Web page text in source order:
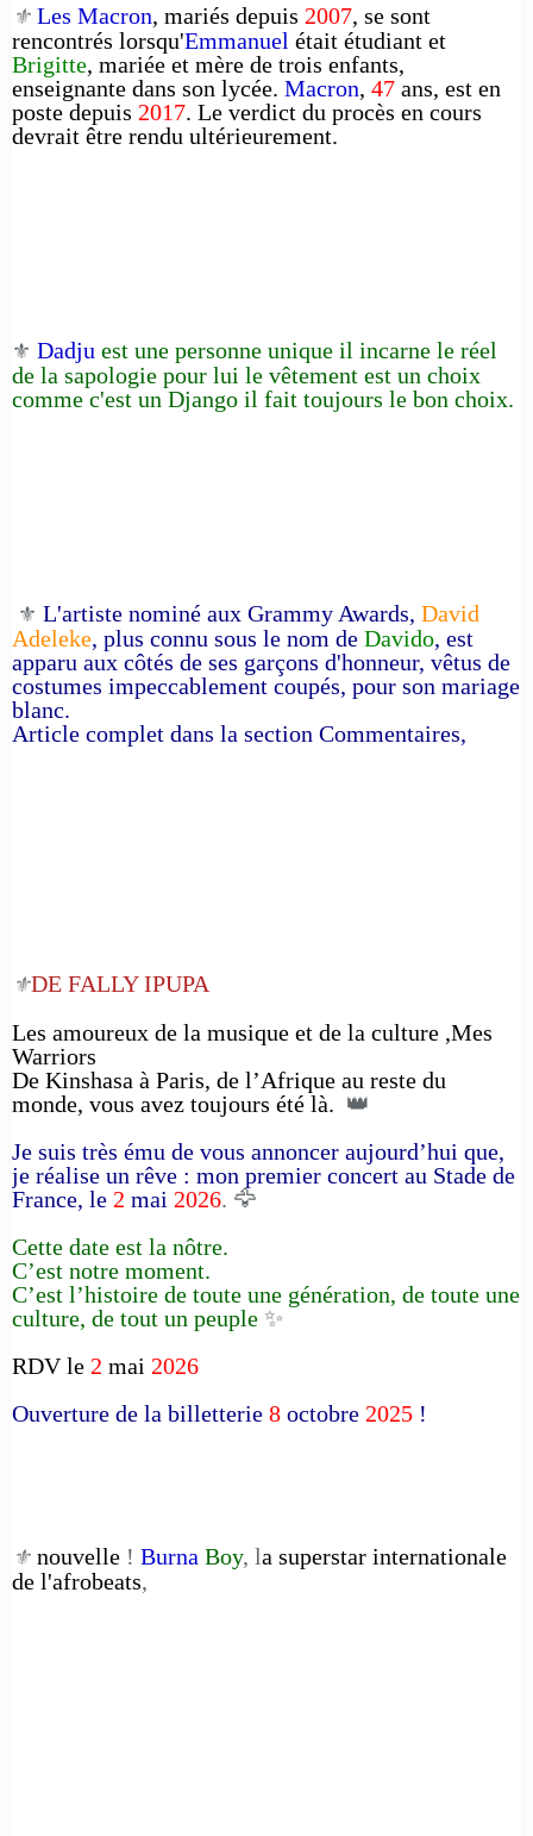
⚜️ Les Macron, mariés depuis 2007, se sont
rencontrés lorsqu'Emmanuel était étudiant et
Brigitte, mariée et mère de trois enfants,
enseignante dans son lycée. Macron, 47 ans, est en
poste depuis 2017. Le verdict du procès en cours
devrait être rendu ultérieurement.
⚜️ Dadju est une personne unique il incarne le réel
de la sapologie pour lui le vêtement est un choix
comme c'est un Django il fait toujours le bon choix.
⚜️ L'artiste nominé aux Grammy Awards, David
Adeleke, plus connu sous le nom de Davido, est
apparu aux côtés de ses garçons d'honneur, vêtus de
costumes impeccablement coupés, pour son mariage
blanc.
Article complet dans la section Commentaires,
⚜️DE FALLY IPUPA
Les amoureux de la musique et de la culture ,Mes
Warriors
De Kinshasa à Paris, de l’Afrique au reste du
monde, vous avez toujours été là. 👑
Je suis très ému de vous annoncer aujourd’hui que,
je réalise un rêve : mon premier concert au Stade de
France, le 2 mai 2026. 🦅
Cette date est la nôtre.
C’est notre moment.
C’est l’histoire de toute une génération, de toute une
culture, de tout un peuple ✨
RDV le 2 mai 2026
Ouverture de la billetterie 8 octobre 2025 !
⚜️ nouvelle ! Burna Boy, la superstar internationale
de l'afrobeats,